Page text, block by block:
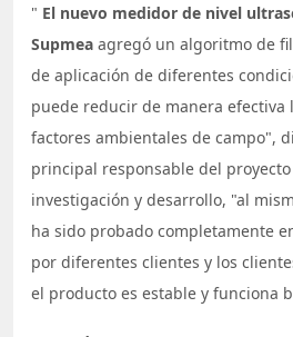
" El nuevo medidor de nivel
Supmea agregó un algoritmo de
de aplicación de diferentes
puede reducir de manera efectiva
factores ambientales de campo",
principal responsable del
investigación y desarrollo, "al
ha sido probado completamente
por diferentes clientes y los
el producto es estable y funciona